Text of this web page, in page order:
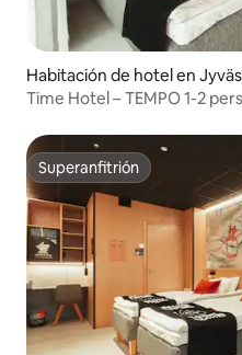
Habitación de hotel en
Time Hotel – TEMPO 1-2
Superanfitrión
Superanfitrión